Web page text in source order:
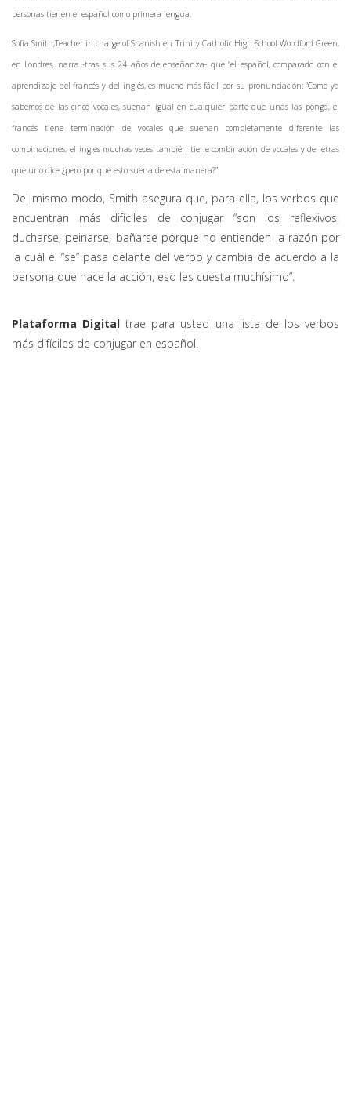
personas tienen el español como primera lengua.
Sofía Smith,Teacher in charge of Spanish en Trinity Catholic High School Woodford Green,
en Londres, narra -tras sus 24 años de enseñanza- que “el español, comparado con el
aprendizaje del francés y del inglés, es mucho más fácil por su pronunciación: “Como ya
sabemos de las cinco vocales, suenan igual en cualquier parte que unas las ponga, el
francés tiene terminación de vocales que suenan completamente diferente las
combinaciones, el inglés muchas veces también tiene combinación de vocales y de letras
que uno dice ¿pero por qué esto suena de esta manera?”
Del mismo modo, Smith asegura que, para ella, los verbos que
encuentran más difíciles de conjugar “son los reflexivos:
ducharse, peinarse, bañarse porque no entienden la razón por
la cuál el “se” pasa delante del verbo y cambia de acuerdo a la
persona que hace la acción, eso les cuesta muchísimo”.
Plataforma Digital trae para usted una lista de los verbos
más difíciles de conjugar en español.